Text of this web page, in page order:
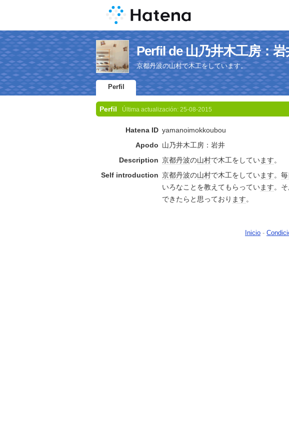
Perfil de 山乃井木工房：岩
京都丹波の山村で木工をしています。
Perfil
Perfil Última actualización: 25-08-2015
Hatena ID yamanoimokkoubou
Apodo 山乃井木工房：岩井
Description 京都丹波の山村で木工をしています。
Self introduction 京都丹波の山村で木工をしています。 毎
いろなことを教えてもらっています。
できたらと思っており ます。
Inicio -